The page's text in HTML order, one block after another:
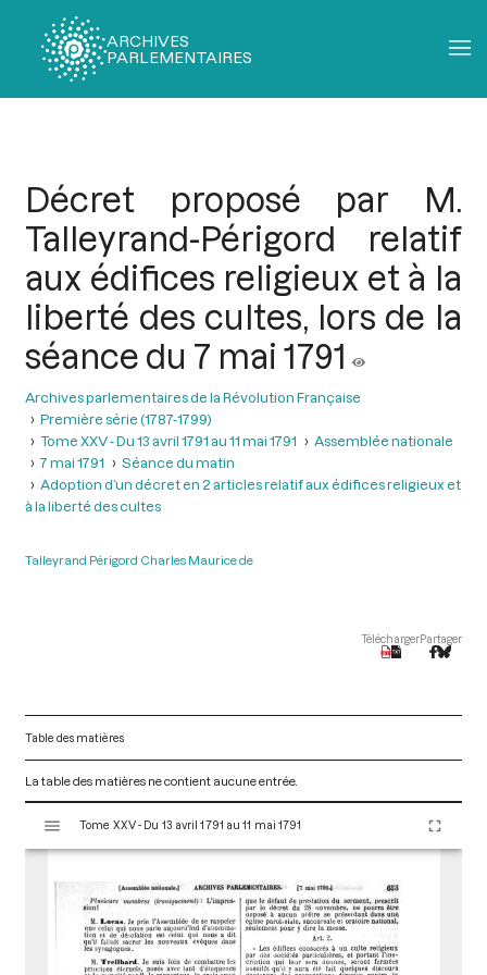
ARCHIVES
PARLEMENTAIRES
Décret proposé par M.
Talleyrand-Périgord relatif
aux édifices religieux et à la
liberté des cultes, lors de la
séance du 7 mai 1791
Archives parlementaires de la Révolution Française
Première série (1787-1799)
Tome XXV - Du 13 avril 1791 au 11 mai 1791
Assemblée nationale
7 mai 1791
Séance du matin
Adoption d’un décret en 2 articles relatif aux édifices religieux et
à la liberté des cultes
Talleyrand Périgord Charles Maurice de
TéléchargerPartager
Table des matières
La table des matières ne contient aucune entrée.
s
Tome XXV - Du 13 avril 1791 au 11 mai 1791